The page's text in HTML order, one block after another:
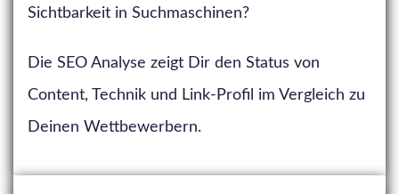
Sichtbarkeit in Suchmaschinen?
Die SEO Analyse zeigt Dir den Status von
Content, Technik und Link-Profil im Vergleich zu
Deinen Wettbewerbern.